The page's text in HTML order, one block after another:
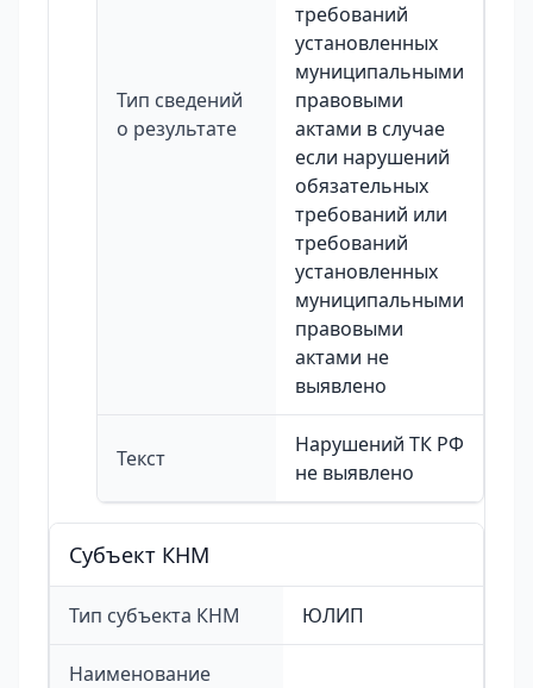
Тип сведений
о результате
требований
установленных
муниципальными
правовыми
актами в случае
если нарушений
обязательных
требований или
требований
установленных
муниципальными
правовыми
актами не
выявлено
Текст
Нарушений ТК РФ
не выявлено
Cубъект КНМ
Тип субъекта КНМ ЮЛИП
Наименование